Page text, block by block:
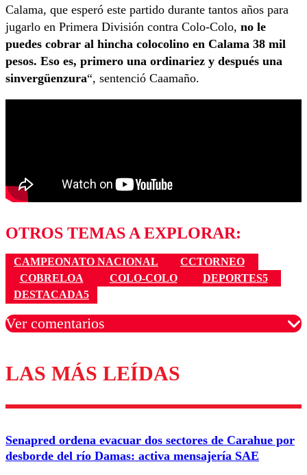
Calama, que esperó este partido durante tantos años para
jugarlo en Primera División contra Colo-Colo, no le
puedes cobrar al hincha colocolino en Calama 38 mil
pesos. Eso es, primero una ordinariez y después una
sinvergüenzura“, sentenció Caamaño.
OTROS TEMAS A EXPLORAR:
CAMPEONATO NACIONAL
CCTORNEO
COBRELOA
COLO-COLO
DEPORTES5
DESTACADA5
Ver comentarios
Los comentarios son moderados para garantizar un
diálogo respetuoso.
Nombre
Correo
LAS MÁS LEÍDAS
Senapred ordena evacuar dos sectores de Carahue por
desborde del río Damas: activa mensajería SAE